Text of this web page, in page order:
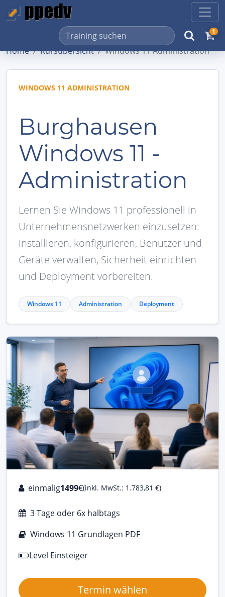
1
Home Kursübersicht Windows 11 Administration
WINDOWS 11 ADMINISTRATION
Burghausen
Windows 11 -
Administration
Lernen Sie Windows 11 professionell in
Unternehmensnetzwerken einzusetzen:
installieren, konfigurieren, Benutzer und
Geräte verwalten, Sicherheit einrichten
und Deployment vorbereiten.
Windows 11 Administration Deployment
einmalig1499€(inkl. MwSt.: 1.783,81 €)
3 Tage oder 6x halbtags
Windows 11 Grundlagen PDF
Level Einsteiger
Termin wählen